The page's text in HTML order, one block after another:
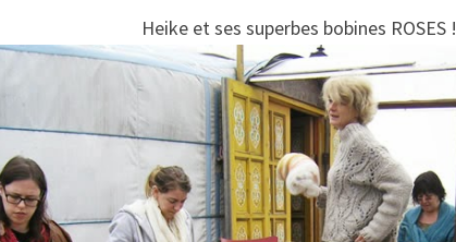
Heike et ses superbes bobines ROSES !